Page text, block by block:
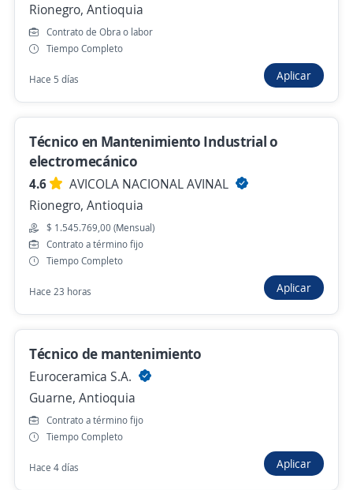
Técnico de Mantenimiento, eléctrico,
electromecánico con experiencia en
Refrigeración
Importante empresa del sector
Buriticá, Antioquia
$ 2.700.000,00 (Mensual)
Hace 23 horas
Auxiliar de Mantenimiento a equipos y de
infraestructura / técnico Biomédico
Envigado, Antioquia
Hace 23 horas
Técnico en Mantenimiento Industrial o
electromecánico
Rionegro, Antioquia
Rionegro, Antioquia
Contrato de Obra o labor
Tiempo Completo
Hace 5 días Aplicar
Técnico en Mantenimiento Industrial o
electromecánico
4.6
AVICOLA NACIONAL AVINAL
Rionegro, Antioquia
$ 1.545.769,00 (Mensual)
Contrato a término fijo
Tiempo Completo
Hace 23 horas Aplicar
Técnico de mantenimiento
Euroceramica S.A.
Guarne, Antioquia
Contrato a término fijo
Tiempo Completo
Hace 4 días Aplicar